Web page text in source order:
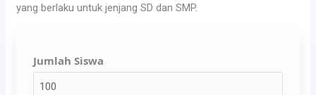
yang berlaku untuk jenjang SD dan SMP.
Jumlah Siswa